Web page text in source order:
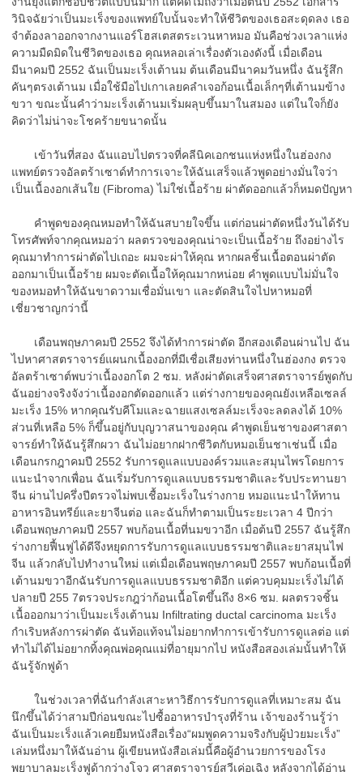
วินิจฉัยว่าเป็นมะเร็งของแพทย์ใบนั้นจะทำให้ชีวิตของเธอสะดุดลง เธอ
จำต้องลาออกจากงานแอร์โฮสเตสตระเวนหาหมอ มันคือช่วงเวลาแห่ง
ความมืดมิดในชีวิตของเธอ คุณหลอเล่าเรื่องตัวเองดังนี้ เมื่อเดือน
มีนาคมปี 2552 ฉันเป็นมะเร็งเต้านม ต้นเดือนมีนาคมวันหนึ่ง ฉันรู้สึก
คันๆตรงเต้านม เมื่อใช้มือไปเกาเลยคลำเจอก้อนเนื้อเล็กๆที่เต้านมข้าง
ขวา ขณะนั้นคำว่ามะเร็งเต้านมเริ่มผลุบขึ้นมาในสมอง แต่ในใจก็ยัง
คิดว่าไม่น่าจะโชคร้ายขนาดนั้น
เข้าวันที่สอง ฉันแอบไปตรวจที่คลีนิคเอกชนแห่งหนึ่งในฮ่องกง
แพทย์ตรวจอัลตร้าเซาด์ทำการเจาะให้ฉันเสร็จแล้วพูดอย่างมั่นใจว่า
เป็นเนื้องอกเส้นใย (Fibroma) ไม่ใช่เนื้อร้าย ผ่าตัดออกแล้วก็หมดปัญหา
คำพูดของคุณหมอทำให้ฉันสบายใจขึ้น แต่ก่อนผ่าตัดหนึ่งวันได้รับ
โทรศัพท์จากคุณหมอว่า ผลตรวจของคุณน่าจะเป็นเนื้อร้าย ถึงอย่างไร
คุณมาทำการผ่าตัดไปเถอะ ผมจะผ่าให้คุณ หากผลชิ้นเนื้อตอนผ่าตัด
ออกมาเป็นเนื้อร้าย ผมจะตัดเนื้อให้คุณมากหน่อย คำพูดแบบไม่มั่นใจ
ของหมอทำให้ฉันขาดวามเชื่อมั่นเขา และตัดสินใจไปหาหมอที่
เชี่ยวชาญกว่านี้
เดือนพฤษภาคมปี 2552 จึงได้ทำการผ่าตัด อีกสองเดือนผ่านไป ฉัน
ไปหาศาสตราจารย์แผนกเนื้องอกที่มีเชื่อเสียงท่านหนึ่งในฮ่องกง ตรวจ
อัลตร้าเซาต์พบว่าเนื้องอกโต 2 ซม. หลังผ่าตัดเสร็จศาสตราจารย์พูดกับ
ฉันอย่างจริงจังว่าเนื้องอกตัดออกแล้ว แต่ร่างกายของคุณยังเหลือเซลล์
มะเร็ง 15% หากคุณรับคีโมและฉายแสงเซลล์มะเร็งจะลดลงได้ 10%
ส่วนที่เหลือ 5% ก็ขึ้นอยู่กับบุญวาสนาของคุณ คำพูดเย็นชาของศาสตา
จารย์ทำให้ฉันรู้สึกผวา ฉันไม่อยากฝากชีวิตกับหมอเย็นชาเช่นนี้ เมื่อ
เดือนกรกฎาคมปี 2552 รับการดูแลแบบองค์รวมและสมุนไพรโดยการ
แนะนำจากเพื่อน ฉันเริ่มรับการดูแลแบบธรรมชาติและรับประทานยา
จีน ผ่านไปครึ่งปีตรวจไม่พบเชื้อมะเร็งในร่างกาย หมอแนะนำให้ทาน
อาหารอินทรีย์และยาจีนต่อ และฉันก็ทำตามเป็นระยะเวลา 4 ปีกว่า
เดือนพฤษภาคมปี 2557 พบก้อนเนื้อที่นมขวาอีก เมื่อต้นปี 2557 ฉันรู้สึก
ร่างกายฟื้นฟูได้ดีจึงหยุดการรับการดูแลแบบธรรมชาติและยาสมุนไฟ
จีน แล้วกลับไปทำงานใหม่ แต่เมื่อเดือนพฤษภาคมปี 2557 พบก้อนเนื้อที่
เต้านมขวาอีกฉันรับการดูแลแบบธรรมชาติอีก แต่ควบคุมมะเร็งไม่ได้
ปลายปี 255 7ตรวจประกฎว่าก้อนเนื้อโตขึ้นถึง 8×6 ซม. ผลตรวจชิ้น
เนื้อออกมาว่าเป็นมะเร็งเต้านม Infiltrating ductal carcinoma มะเร็ง
กำเริบหลังการผ่าตัด ฉันท้อแท้จนไม่อยากทำการเข้ารับการดูแลต่อ แต่
ทำไม่ได้ไม่อยากทิ้งคุณพ่อคุณแม่ที่อายุมากไป หนังสือสองเล่มนั้นทำให้
ฉันรู้จักฟูด้า
ในช่วงเวลาที่ฉันกำลังเสาะหาวิธีการรับการดูแลที่เหมาะสม ฉัน
นึกขึ้นได้ว่าสามปีก่อนขณะไปซื้ออาหารบำรุงที่ร้าน เจ้าของร้านรู้ว่า
ฉันเป็นมะเร็งแล้วเคยยืมหนังสือเรื่อง“ผมพูดความจริงกับผู้ป่วยมะเร็ง”
เล่มหนึ่งมาให้ฉันอ่าน ผู้เขียนหนังสือเล่มนี้คือผู้อำนวยการของโรง
พยาบาลมะเร็งฟูด้ากว่างโจว ศาสตราจารย์สวีเค่อเฉิง หลังจากได้อ่าน